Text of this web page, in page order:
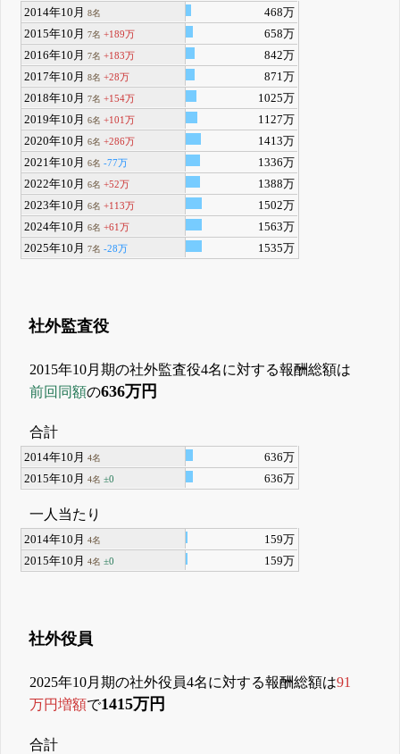
2014年10月8名
468万
2015年10月7名 +189万
658万
2016年10月7名 +183万
842万
2017年10月8名 +28万
871万
2018年10月7名 +154万
1025万
2019年10月6名 +101万
1127万
2020年10月6名 +286万
1413万
2021年10月6名 -77万
1336万
2022年10月6名 +52万
1388万
2023年10月6名 +113万
1502万
2024年10月6名 +61万
1563万
2025年10月7名 -28万 1535万
社外監査役
2015年10月期の社外監査役4名に対する報酬総額は
前回同額の636万円
合計
2014年10月4名
636万
2015年10月4名 ±0 636万
一人当たり
2014年10月4名
159万
2015年10月4名 ±0 159万
社外役員
2025年10月期の社外役員4名に対する報酬総額は91
万円増額で1415万円
合計